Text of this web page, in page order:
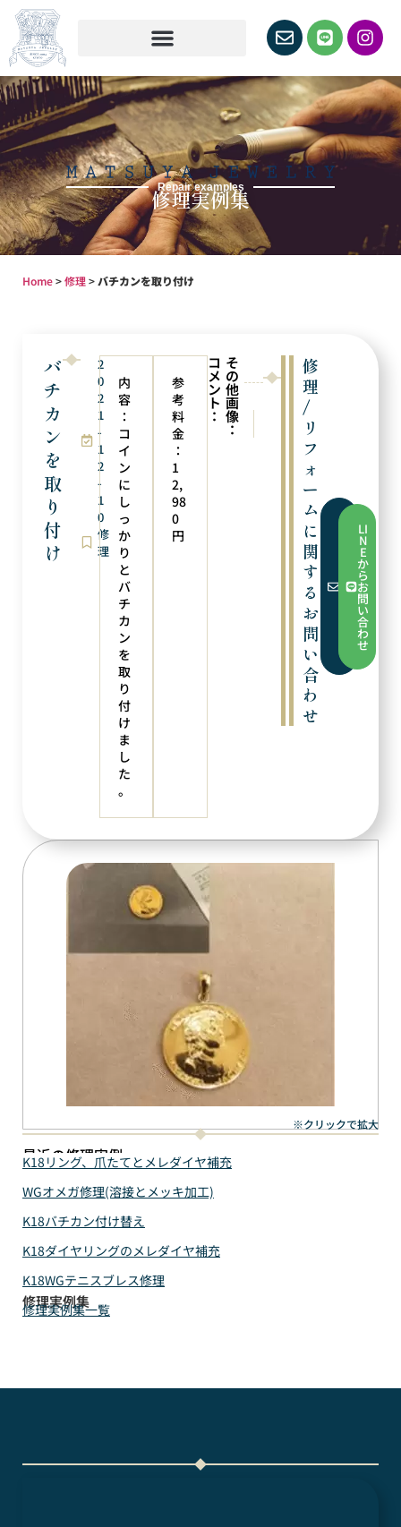
Repair examples
修理実例集
Home>修理>バチカンを取り付け
※クリックで拡大
最近の修理実例
K18リング、爪たてとメレダイヤ補充
WGオメガ修理(溶接とメッキ加工)
K18バチカン付け替え
K18ダイヤリングのメレダイヤ補充
K18WGテニスブレス修理
修理実例集
修理実例集一覧
バ
チ
カ
ン
を
取
り
付
け
2
0
2
1
-
1
2
-
1
0
修
理
内
容
：
コ
イ
ン
に
し
っ
か
り
と
バ
チ
カ
ン
を
取
り
付
け
ま
し
た
。
参
考
料
金
：
1
2,
98
0
円
コ
メ
ン
ト
：
そ
の
他
画
像
： ペンダントにリフォーム
ネックレスを３本に加工
修
理
/
リ
フ
ォ
ー
ム
に
関
す
る
お
問
い
合
わ
せ
フ
ら
お
せ
LI
N
E
か
ら
お
問
い
合
わ
せ